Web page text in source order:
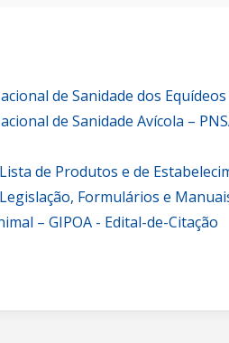
de Sanidade dos Equídeos
de Sanidade Avícola –
de Produtos e de
Formulários e
– GIPOA - Edital-de-Citação